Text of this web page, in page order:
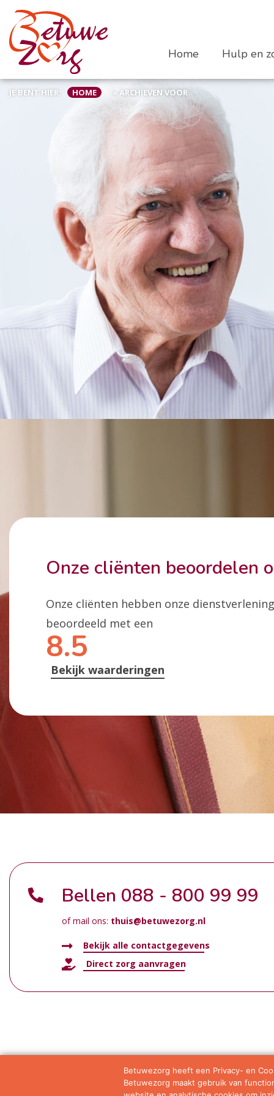
Home Hulp en
JE BENT HIER: HOME » ARCHIEVEN VOOR
Onze cliënten beoordelen
Onze cliënten hebben onze dienstverlening
beoordeeld met een
8.5
Bekijk waarderingen
Bellen 088 - 800 99 99
of mail ons: thuis@betuwezorg.nl
Bekijk alle contactgegevens
Direct zorg aanvragen
Privacy statement Algemene
Betuwezorg heeft een Privacy- en
Betuwezorg maakt gebruik van